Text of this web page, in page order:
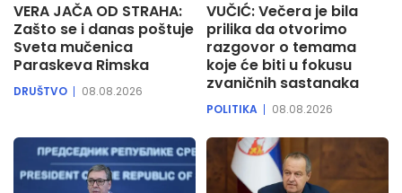
VERA JAČA OD STRAHA:
Zašto se i danas poštuje
Sveta mučenica
Paraskeva Rimska
DRUŠTVO 08.08.2026
VUČIĆ: Večera je bila
prilika da otvorimo
razgovor o temama
koje će biti u fokusu
zvaničnih sastanaka
POLITIKA 08.08.2026